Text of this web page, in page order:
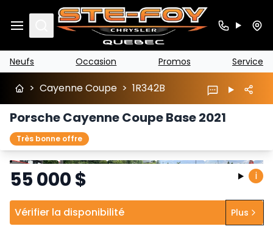
Search
Neufs Occasion Promos Service
> Cayenne Coupe > 1R342B
Porsche Cayenne Coupe Base 2021
Très bonne offre
ArrêterPrécédent
Suivant
55 000$ i
Vérifier la disponibilité Plus